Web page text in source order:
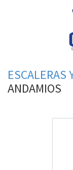
ESCALERAS
ANDAMIOS